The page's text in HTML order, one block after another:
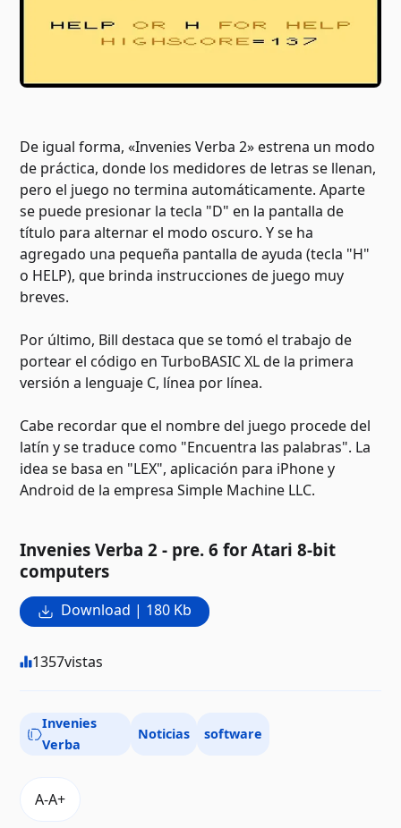
De igual forma, «Invenies Verba 2» estrena un modo
de práctica, donde los medidores de letras se llenan,
pero el juego no termina automáticamente. Aparte
se puede presionar la tecla "D" en la pantalla de
título para alternar el modo oscuro. Y se ha
agregado una pequeña pantalla de ayuda (tecla "H"
o HELP), que brinda instrucciones de juego muy
breves.
Por último, Bill destaca que se tomó el trabajo de
portear el código en TurboBASIC XL de la primera
versión a lenguaje C, línea por línea.
Cabe recordar que el nombre del juego procede del
latín y se traduce como "Encuentra las palabras". La
idea se basa en "LEX", aplicación para iPhone y
Android de la empresa Simple Machine LLC.
Invenies Verba 2 - pre. 6 for Atari 8-bit
computers
Download | 180 Kb
1357vistas
Invenies
Verba
Noticias software